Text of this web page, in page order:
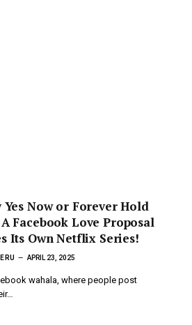
Yes Now or Forever Hold
A Facebook Love Proposal
Its Own Netflix Series!
APRIL 23, 2025
wahala, where people post